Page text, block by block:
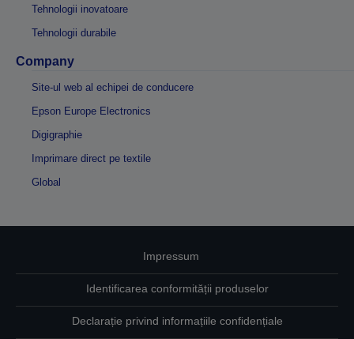
Tehnologii inovatoare
Tehnologii durabile
Company
Site-ul web al echipei de conducere
Epson Europe Electronics
Digigraphie
Imprimare direct pe textile
Global
Impressum
Identificarea conformității produselor
Declarație privind informațiile confidențiale